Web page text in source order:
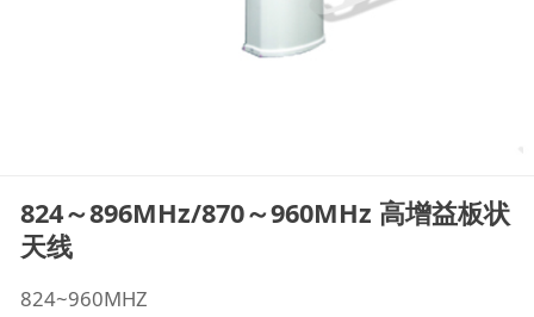
824～896MHz/870～960MHz 高增益板状
天线
824~960MHZ